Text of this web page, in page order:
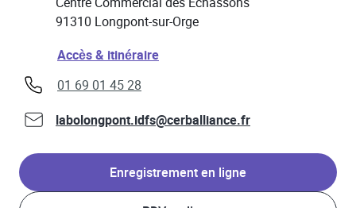
91310 Longpont-sur-Orge
Accès & itinéraireLink Opens in New Tab
phone
01 69 01 45 28
labolongpont.idfs@cerballiance.fr
Enregistrement en ligne